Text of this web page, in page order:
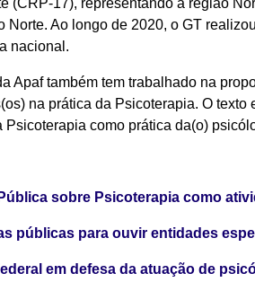
(CRP-17), representando a região
Norte. Ao longo de 2020, o GT
nacional.
Apaf também tem trabalhado na
na prática da Psicoterapia. O
como prática da(o)
sobre Psicoterapia como
públicas para ouvir entidades
em defesa da atuação de